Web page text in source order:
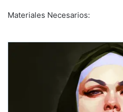
Materiales Necesarios: